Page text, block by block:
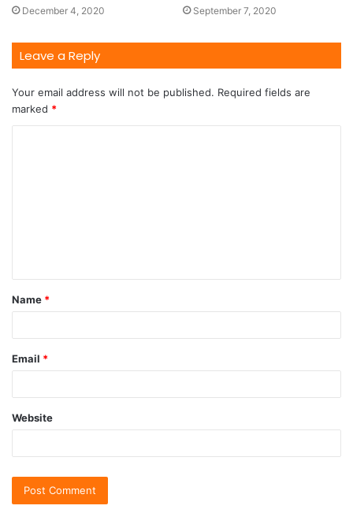
December 4, 2020 September 7, 2020
Leave a Reply
Your email address will not be published. Required fields are
marked *
Name *
Email *
Website